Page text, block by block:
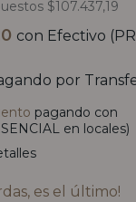
$107.437,19
con Efectivo
por
pagando con
en locales)
es el último!